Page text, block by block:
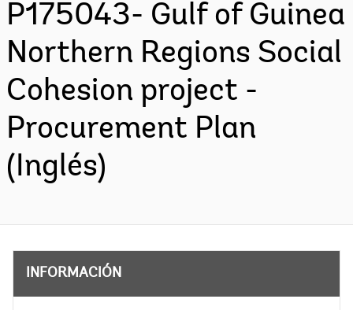
P175043- Gulf of Guinea
Northern Regions Social
Cohesion project -
Procurement Plan
(Inglés)
INFORMACIÓN